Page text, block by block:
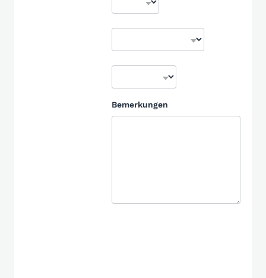
Bemerkungen